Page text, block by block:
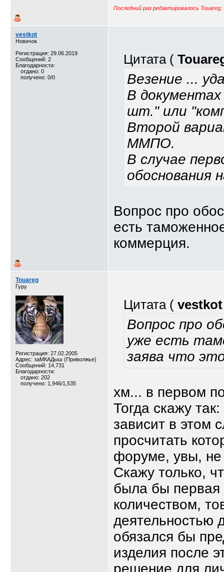
Последний раз редактировалось
vestkot
Новичок
Регистрация: 29.06.2019
Сообщений: 2
Благодарности:
отдано: 0
получено: 0/0
Цитата (
Везение ...
В
шт." или
Второй
ММПО.
В случае
обоснования
Вопрос про
есть
коммерция.
Touareg
Гуру
Регистрация: 27.02.2005
Адрес: заМКАДыш (Приволжье)
Сообщений: 14,731
Благодарности:
отдано: 202
получено: 1,946/1,535
Цитата ( vestkot
Вопрос про
уже есть
заява что
хм... в первом
Тогда скажу
зависит в этом
просчитать
форуме, увы, не
Скажу только,
была бы первая
количеством,
деятельностью
обязался бы
изделия после
решение для